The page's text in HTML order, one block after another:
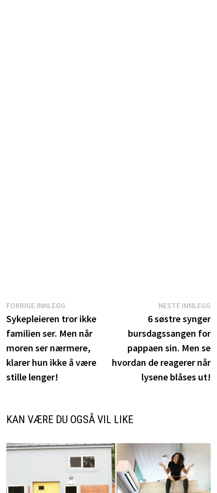
Innleggsnavigasjon
FORRIGE INNLEGGForrige
innlegg:
Sykepleieren tror ikke
familien ser. Men når
moren ser nærmere,
klarer hun ikke å være
stille lenger!
NESTE INNLEGG
6 søstre synger
bursdagssangen for
pappaen sin. Men se
hvordan de reagerer når
lysene blåses ut!
KAN VÆRE DU OGSÅ VIL LIKE